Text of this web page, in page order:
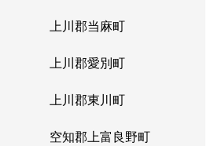
上川郡当麻町
上川郡愛別町
上川郡東川町
空知郡上富良野町